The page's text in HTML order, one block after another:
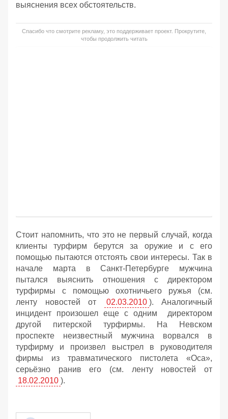
выяснения всех обстоятельств.
Спасибо что смотрите рекламу, это поддерживает проект. Прокрутите,
чтобы продолжить читать
Стоит напомнить, что это не первый случай, когда
клиенты турфирм берутся за оружие и с его
помощью пытаются отстоять свои интересы. Так в
начале марта в Санкт-Петербурге мужчина
пытался выяснить отношения с директором
турфирмы с помощью охотничьего ружья (см.
ленту новостей от
02.03.2010 ). Аналогичный
инцидент произошел еще с одним директором
другой питерской турфирмы. На Невском
проспекте неизвестный мужчина ворвался в
турфирму и произвел выстрел в руководителя
фирмы из травматического пистолета «Оса»,
серьёзно ранив его (см. ленту новостей от
18.02.2010 ).